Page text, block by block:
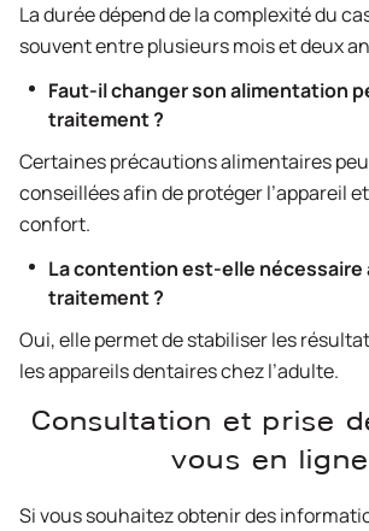
La durée dépend de la complexité du
souvent entre plusieurs mois et deux
Faut-il changer son alimentation
traitement ?
Certaines précautions alimentaires
conseillées afin de protéger l’appareil
confort.
La contention est-elle nécessaire
traitement ?
Oui, elle permet de stabiliser les
les appareils dentaires chez l’adulte.
Consultation et prise
vous en ligne
Si vous souhaitez obtenir des